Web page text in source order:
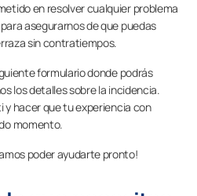
en resolver cualquier problema
asegurarnos de que puedas
sin contratiempos.
formulario donde podrás
los detalles sobre la incidencia.
y hacer que tu experiencia con
momento.
poder ayudarte pronto!